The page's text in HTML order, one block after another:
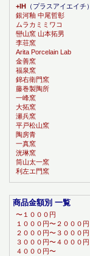
+IH
（プラスアイエイチ）
銀河釉 中尾哲彰
ムラカミミワコ
巒山窯 山本拓男
李荘窯
Arita Porcelain Lab
金善窯
福泉窯
錦右衛門窯
藤巻製陶所
一峰窯
大拓窯
瀬兵窯
平戸松山窯
陶房青
一真窯
洸琳窯
筒山太一窯
利左エ門窯
商品金額別 一覧
〜１０００円
１０００円〜２０００円
２０００円〜３０００円
３０００円〜４０００円
４０００円〜